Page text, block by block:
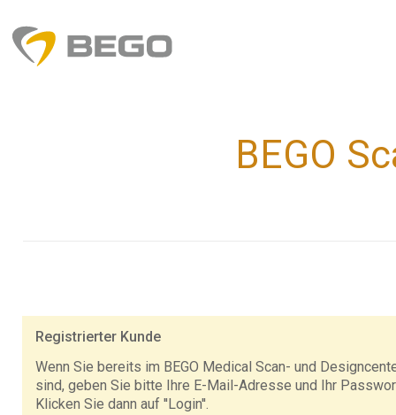
BEGO
Registrierter Kunde
Wenn Sie bereits im BEGO Medical Scan- und
sind, geben Sie bitte Ihre E-Mail-Adresse und Ihr
Klicken Sie dann auf ''Login''.